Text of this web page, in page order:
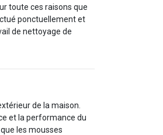
toute ces raisons que
ponctuellement et
de nettoyage de
de la maison.
et la performance du
les mousses